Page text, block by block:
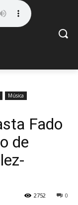
Música
Fado
de
0
2752